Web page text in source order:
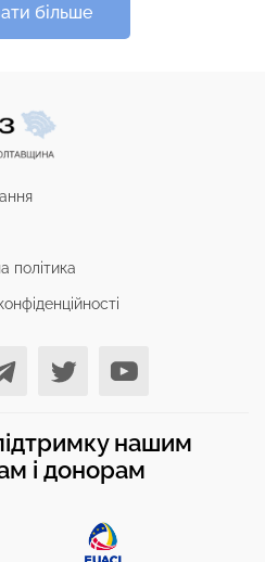
більше
політика
нашим
і донорам